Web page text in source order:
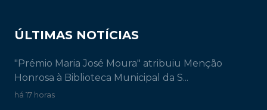
ÚLTIMAS NOTÍCIAS
"Prémio Maria José Moura" atribuiu Menção
Honrosa à Biblioteca Municipal da S...
há 17 horas